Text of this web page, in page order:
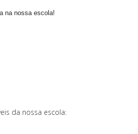
na nossa escola!
da nossa escola: